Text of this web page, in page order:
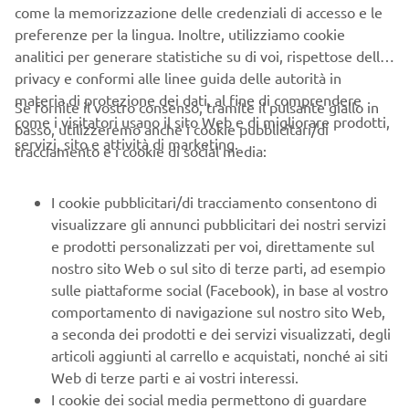
SCEGLI DALLA MAPPA
CONSENSO ALLA PRIVACY PER IL
MARKETING DIRETTO
Prendi visione dell’informativa privacy cliccando
Informativa sulla Privacy.
Consenso alla profilazione
Accetto che Yamaha Motor utilizzi i miei dati
personali per profilare le mie abitudini di consumo e
analizzare le mie preferenze e i miei interessi per
personalizzare i contenuti del sito Yamaha Motor e le
comunicazioni tramite e-mail
come la memorizzazione delle credenziali di accesso e le
preferenze per la lingua. Inoltre, utilizziamo cookie
analitici per generare statistiche su di voi, rispettose della
privacy e conformi alle linee guida delle autorità in
materia di protezione dei dati, al fine di comprendere
come i visitatori usano il sito Web e di migliorare prodotti,
servizi, sito e attività di marketing.
Se fornite il vostro consenso, tramite il pulsante giallo in
basso, utilizzeremo anche i cookie pubblicitari/di
tracciamento e i cookie di social media:
I cookie pubblicitari/di tracciamento consentono di
visualizzare gli annunci pubblicitari dei nostri servizi
e prodotti personalizzati per voi, direttamente sul
nostro sito Web o sul sito di terze parti, ad esempio
sulle piattaforme social (Facebook), in base al vostro
comportamento di navigazione sul nostro sito Web,
a seconda dei prodotti e dei servizi visualizzati, degli
articoli aggiunti al carrello e acquistati, nonché ai siti
Web di terze parti e ai vostri interessi.
I cookie dei social media permettono di guardare